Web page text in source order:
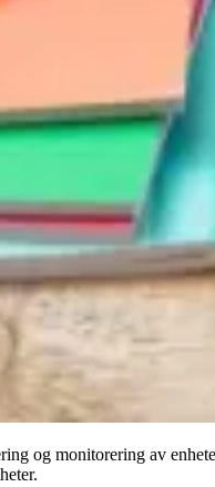
og monitorering av